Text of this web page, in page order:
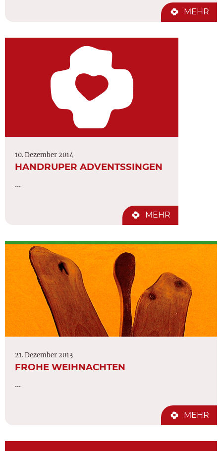
MEHR
10. Dezember 2014
HANDRUPER ADVENTSSINGEN
...
MEHR
21. Dezember 2013
FROHE WEIHNACHTEN
...
MEHR